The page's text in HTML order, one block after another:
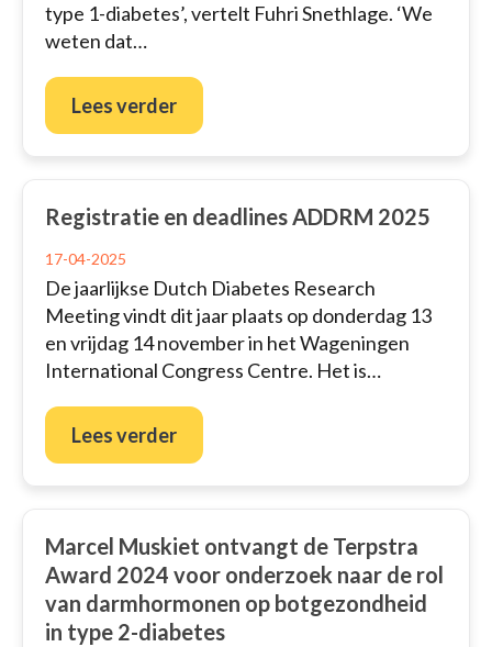
type 1-diabetes’, vertelt Fuhri Snethlage. ‘We
weten dat…
Lees verder
Registratie en deadlines ADDRM 2025
17-04-2025
De jaarlijkse Dutch Diabetes Research
Meeting vindt dit jaar plaats op donderdag 13
en vrijdag 14 november in het Wageningen
International Congress Centre. Het is…
Lees verder
Marcel Muskiet ontvangt de Terpstra
Award 2024 voor onderzoek naar de rol
van darmhormonen op botgezondheid
in type 2-diabetes